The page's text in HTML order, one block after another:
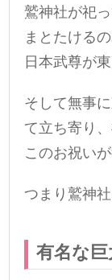
鷲神社が祀
まとたける
日本武尊が
そして無事
て立ち寄り
このお祝い
つまり鷲神
有名な